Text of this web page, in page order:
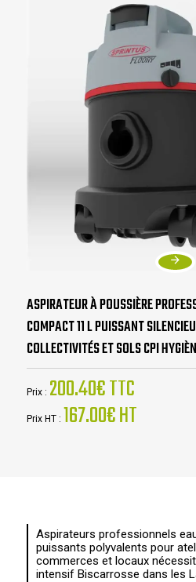
ASPIRATEUR À POUSSIÈRE
COMPACT 11 L PUISSANT
COLLECTIVITÉS ET SOLS CPI
Prix : 200.40€ TTC
Prix HT : 167.00€ HT
Aspirateurs professionnels
puissants polyvalents pour
commerces et locaux
intensif Biscarrosse dans les